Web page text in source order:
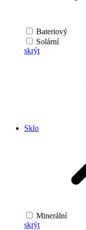
Bateriový
Solární
skrýt
Sklo
Minerální
skrýt